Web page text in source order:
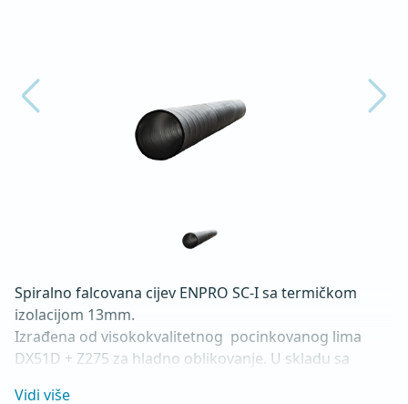
Spiralno falcovana cijev ENPRO SC-I sa termičkom
izolacijom 13mm.
Izrađena od visokokvalitetnog  pocinkovanog lima
DX51D + Z275 za hladno oblikovanje. U skladu sa
Vidi više